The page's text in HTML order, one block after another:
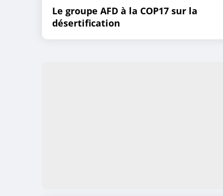
Le groupe AFD à la COP17 sur la
désertification